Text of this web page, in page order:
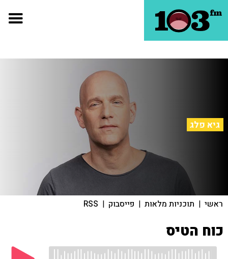
גיא פלג
ראשי | תוכניות מלאות | פייסבוק |
RSS
כוח הטיס